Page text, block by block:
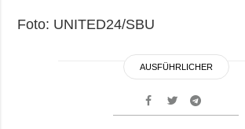
Foto: UNITED24/SBU
AUSFÜHRLICHER